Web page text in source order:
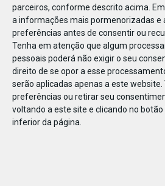
parceiros, conforme descrito acima.
a informações mais pormenorizadas e
preferências antes de consentir ou
Tenha em atenção que algum
pessoais poderá não exigir o seu
direito de se opor a esse
serão aplicadas apenas a este
preferências ou retirar seu
voltando a este site e clicando no
inferior da página.